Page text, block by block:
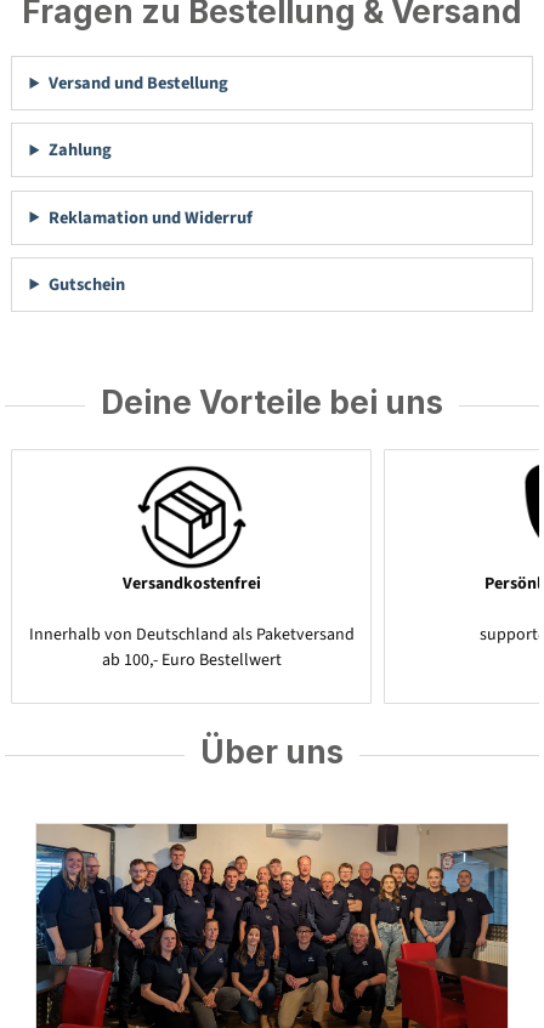
Fragen zu Bestellung & Versand
Versand und Bestellung
Zahlung
Reklamation und Widerruf
Gutschein
Deine Vorteile bei uns
Versandkostenfrei
Innerhalb von Deutschland als Paketversand
ab 100,- Euro Bestellwert
Über uns